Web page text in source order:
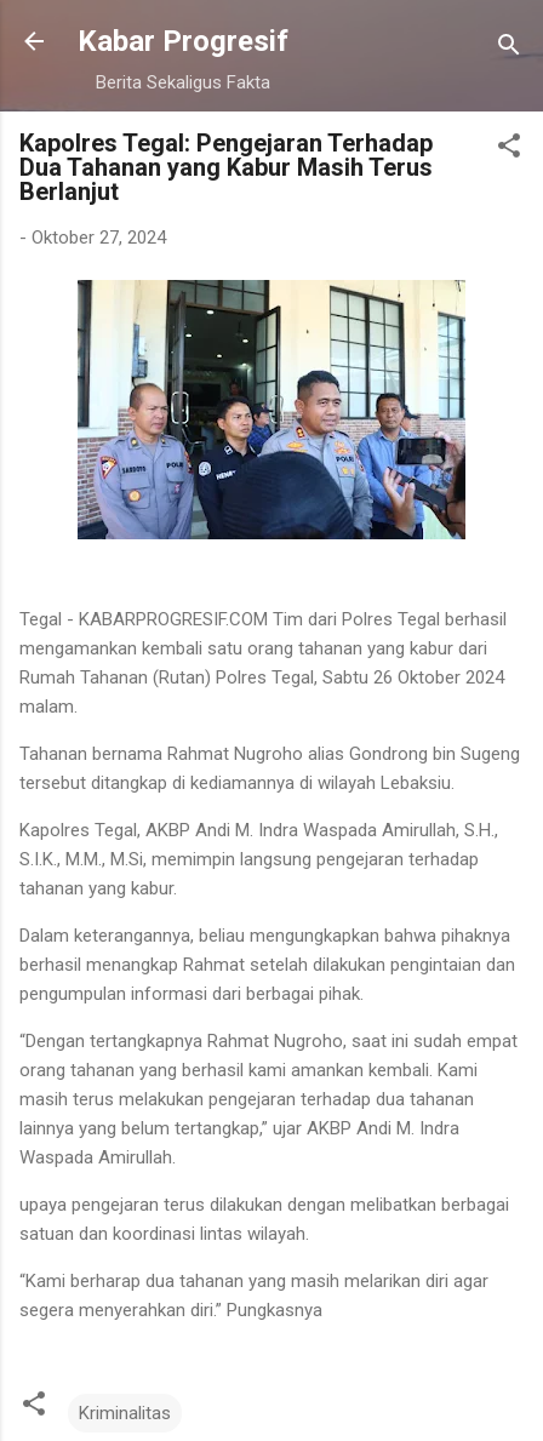
Langsung ke konten utama
Kabar Progresif
Berita Sekaligus Fakta
Kapolres Tegal: Pengejaran Terhadap
Dua Tahanan yang Kabur Masih Terus
Berlanjut
- Oktober 27, 2024
Tegal - KABARPROGRESIF.COM Tim dari Polres Tegal berhasil
mengamankan kembali satu orang tahanan yang kabur dari
Rumah Tahanan (Rutan) Polres Tegal, Sabtu 26 Oktober 2024
malam.
Tahanan bernama Rahmat Nugroho alias Gondrong bin Sugeng
tersebut ditangkap di kediamannya di wilayah Lebaksiu.
Kapolres Tegal, AKBP Andi M. Indra Waspada Amirullah, S.H.,
S.I.K., M.M., M.Si, memimpin langsung pengejaran terhadap
tahanan yang kabur.
Dalam keterangannya, beliau mengungkapkan bahwa pihaknya
berhasil menangkap Rahmat setelah dilakukan pengintaian dan
pengumpulan informasi dari berbagai pihak.
“Dengan tertangkapnya Rahmat Nugroho, saat ini sudah empat
orang tahanan yang berhasil kami amankan kembali. Kami
masih terus melakukan pengejaran terhadap dua tahanan
lainnya yang belum tertangkap,” ujar AKBP Andi M. Indra
Waspada Amirullah.
upaya pengejaran terus dilakukan dengan melibatkan berbagai
satuan dan koordinasi lintas wilayah.
“Kami berharap dua tahanan yang masih melarikan diri agar
segera menyerahkan diri.” Pungkasnya
Kriminalitas